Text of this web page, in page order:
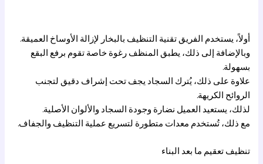
أولاً، يستخدم الفريق تقنية التنظيف بالبخار لإزالة الأوساخ العميقة.
وبالإضافة إلى ذلك، يطبق المنظف رغوة خاصة تقوم برفع البقع
بسهولة.
علاوة على ذلك، يُترك السجاد يجف تحت إشراف دقيق لتجنب
الروائح الكريهة.
لذلك، يستعيد العميل نضارة وجودة السجاد والألوان الأصلية.
مع ذلك، تُستخدم معدات متطورة لتسريع عملية التنظيف والجفاف.
تنظيف تعقيم ما بعد البناء